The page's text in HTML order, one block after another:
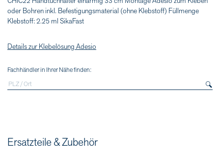
oder Bohren inkl. Befestigungsmaterial (ohne Klebstoff) Füllmenge
Klebstoff: 2.25 ml SikaFast
Details zur Klebelösung Adesio
Fachhändler in Ihrer Nähe finden:
Ersatzteile & Zubehör